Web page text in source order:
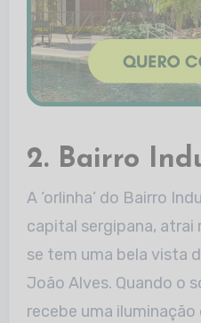
2. Bairro
A ‘orlinha’ do Bairro
capital sergipana, atrai
se tem uma bela vista
João Alves. Quando o
recebe uma